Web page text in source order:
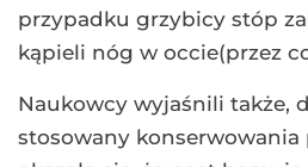
przypadku grzybicy stóp
kąpieli nóg w occie(przez
Naukowcy wyjaśnili także,
stosowany konserwowania